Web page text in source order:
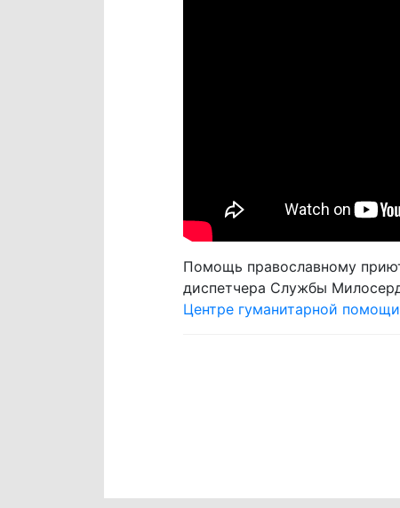
Помощь православному
диспетчера Службы
Центре гуманитарной помощи